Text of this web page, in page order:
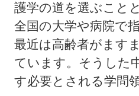
護学の道を選ぶこと
全国の大学や病院で
最近は高齢者がます
ています。そうした
す必要とされる学問